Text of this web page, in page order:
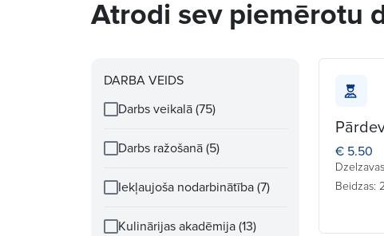
Atrodi sev piemērotu
DARBA VEIDS
Darbs veikalā (75)
Darbs ražošanā (5)
Iekļaujoša nodarbinātība (7)
Kulinārijas akadēmija (13)
€ 5.50
Beidzas: